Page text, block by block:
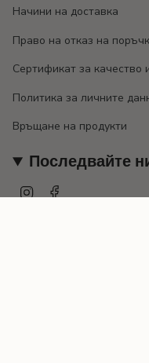
Начини на доставка
Право на отказ на
Сертификат за качество
Политика за личните
Връщане на продукти
Последвайте
Instagram